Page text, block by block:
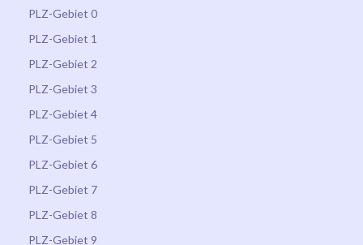
PLZ-Gebiet 0
PLZ-Gebiet 1
PLZ-Gebiet 2
PLZ-Gebiet 3
PLZ-Gebiet 4
PLZ-Gebiet 5
PLZ-Gebiet 6
PLZ-Gebiet 7
PLZ-Gebiet 8
PLZ-Gebiet 9